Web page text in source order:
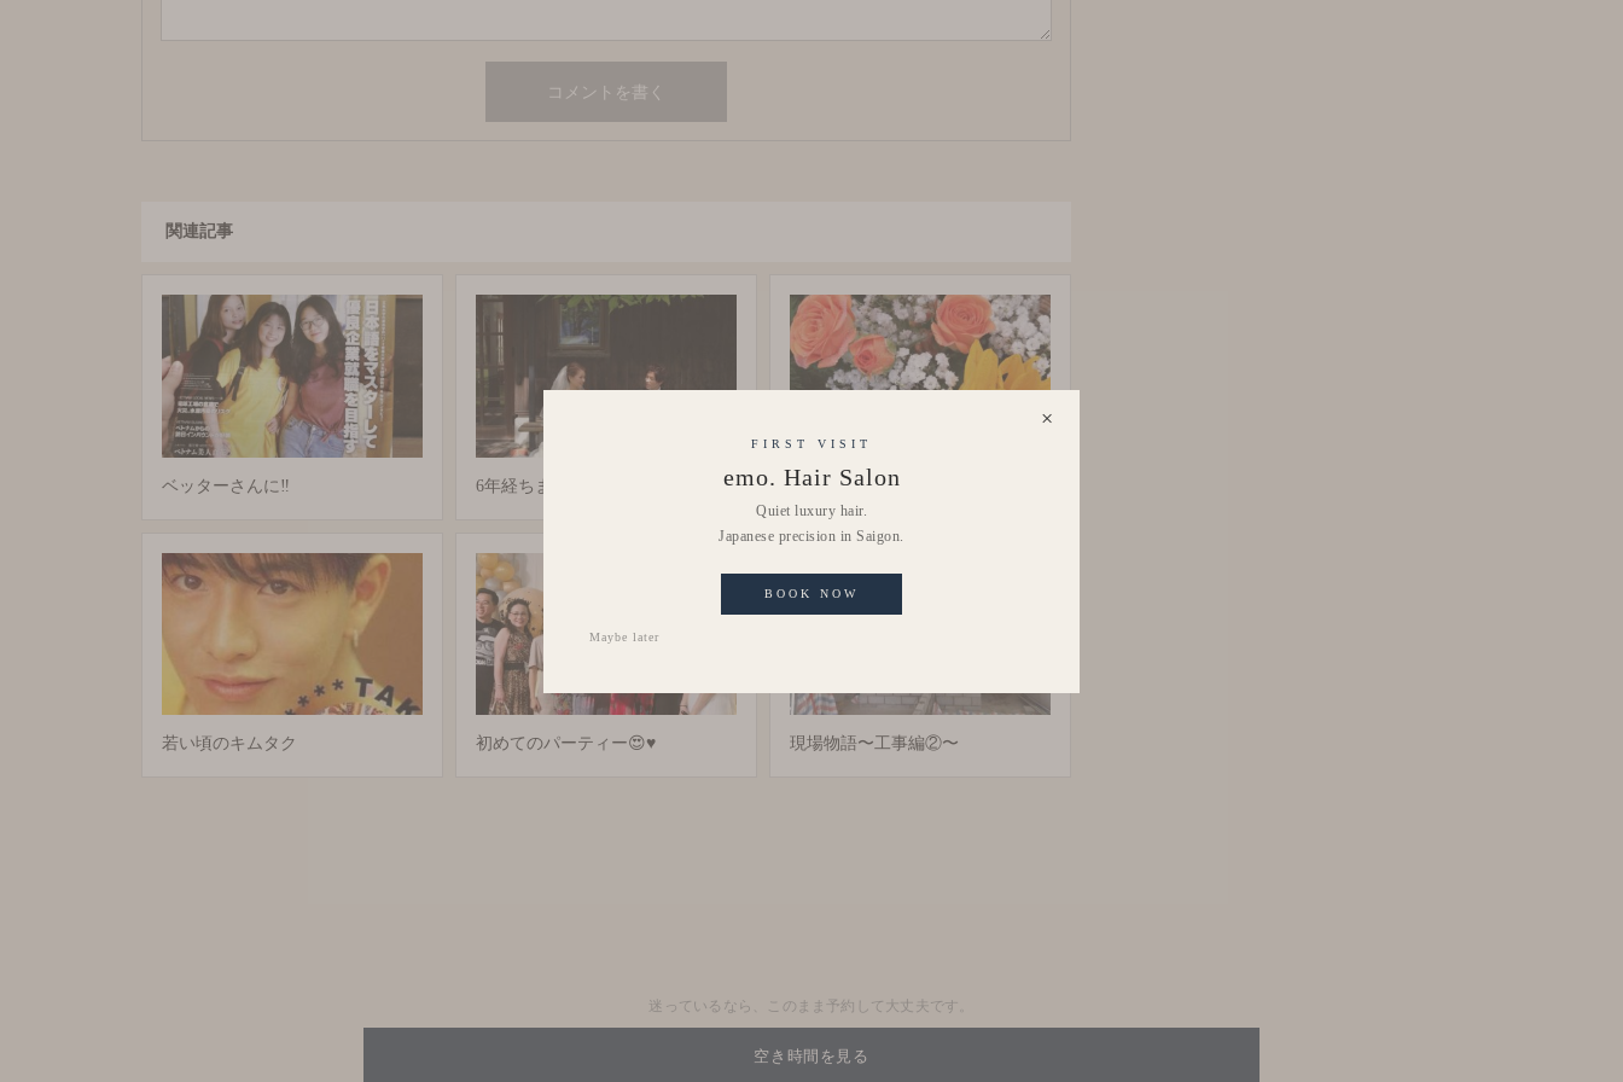
関連記事
ベッターさんに‼️ 6年経ちました…。 9月20日❣️1周年❣️
若い頃のキムタク 初めてのパーティー😍♥️ 現場物語〜工事編②〜
迷っているなら、このまま予約して大丈夫です。
空き時間を見る
×
FIRST VISIT
emo. Hair Salon
Quiet luxury hair.
Japanese precision in Saigon.
BOOK NOW
Maybe later